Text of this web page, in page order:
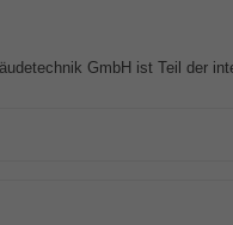
GmbH ist Teil der